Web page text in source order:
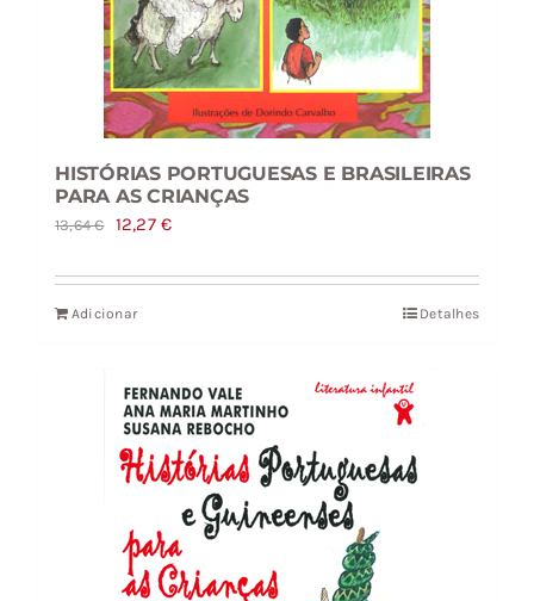
HISTÓRIAS PORTUGUESAS E BRASILEIRAS
PARA AS CRIANÇAS
13,64€
O
original
era:
12,27€O
atual
Adicionar Detalhes